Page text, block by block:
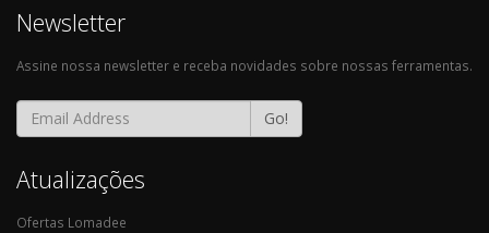
Newsletter
Assine nossa newsletter e receba novidades sobre nossas ferramentas.
Go!
Atualizações
Ofertas Lomadee